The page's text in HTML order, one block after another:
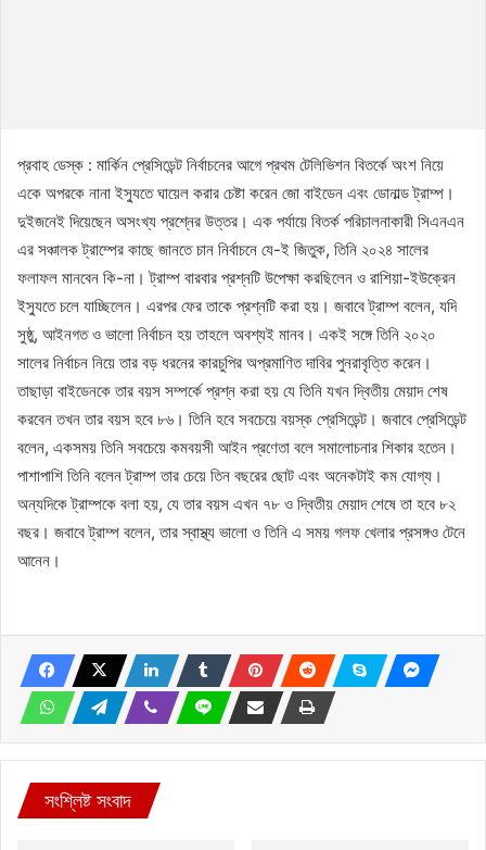
প্রবাহ ডেস্ক : মার্কিন প্রেসিডেন্ট নির্বাচনের আগে প্রথম টেলিভিশন বিতর্কে অংশ নিয়ে
একে অপরকে নানা ইস্যুতে ঘায়েল করার চেষ্টা করেন জো বাইডেন এবং ডোনাল্ড ট্রাম্প।
দুইজনেই দিয়েছেন অসংখ্য প্রশ্নের উত্তর। এক পর্যায়ে বিতর্ক পরিচালনাকারী সিএনএন
এর সঞ্চালক ট্রাম্পের কাছে জানতে চান নির্বাচনে যে-ই জিতুক, তিনি ২০২৪ সালের
ফলাফল মানবেন কি-না। ট্রাম্প বারবার প্রশ্নটি উপেক্ষা করছিলেন ও রাশিয়া-ইউক্রেন
ইস্যুতে চলে যাচ্ছিলেন। এরপর ফের তাকে প্রশ্নটি করা হয়। জবাবে ট্রাম্প বলেন, যদি
সুষ্ঠু, আইনগত ও ভালো নির্বাচন হয় তাহলে অবশ্যই মানব। একই সঙ্গে তিনি ২০২০
সালের নির্বাচন নিয়ে তার বড় ধরনের কারচুপির অপ্রমাণিত দাবির পুনরাবৃত্তি করেন।
তাছাড়া বাইডেনকে তার বয়স সম্পর্কে প্রশ্ন করা হয় যে তিনি যখন দ্বিতীয় মেয়াদ শেষ
করবেন তখন তার বয়স হবে ৮৬। তিনি হবে সবচেয়ে বয়স্ক প্রেসিডেন্ট। জবাবে প্রেসিডেন্ট
বলেন, একসময় তিনি সবচেয়ে কমবয়সী আইন প্রণেতা বলে সমালোচনার শিকার হতেন।
পাশাপাশি তিনি বলেন ট্রাম্প তার চেয়ে তিন বছরের ছোট এবং অনেকটাই কম যোগ্য।
অন্যদিকে ট্রাম্পকে বলা হয়, যে তার বয়স এখন ৭৮ ও দ্বিতীয় মেয়াদ শেষে তা হবে ৮২
বছর। জবাবে ট্রাম্প বলেন, তার স্বাস্থ্য ভালো ও তিনি এ সময় গলফ খেলার প্রসঙ্গও টেনে
আনেন।
সংশ্লিষ্ট সংবাদ